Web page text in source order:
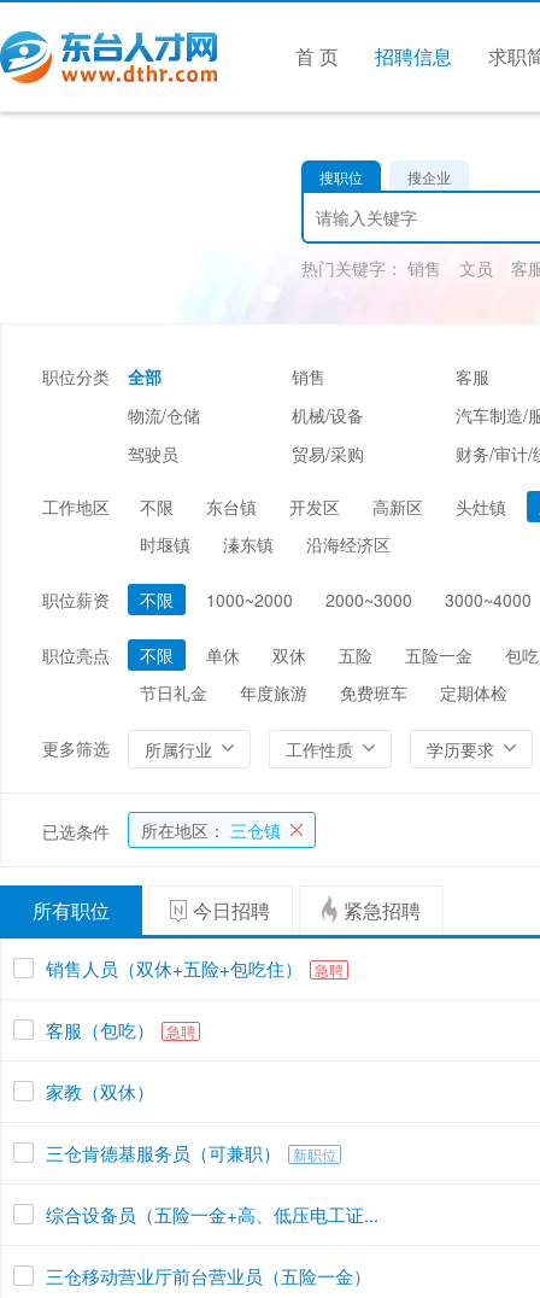
首 页 招聘信息 求职
搜职位 搜企业
热门关键字： 销售 文员 客
职位分类 全部 销售
客服
物流/仓储
机械/设备
汽车制造/
驾驶员
贸易/采购
财务/审计/
娱乐/休闲
市场/媒介/公关
广告/会展/咨询
能源/电力/矿产
环保
工作地区 不限 东台镇 开发区 高新区 头灶镇
时堰镇
溱东镇 沿海经济区
职位薪资 不限 1000~2000 2000~3000 3000~4000
职位亮点 不限 单休 双休 五险 五险一金
包吃
节日礼金
年度旅游 免费班车 定期体检
更多筛选 所属行业 工作性质 学历要求
已选条件 所在地区： 三仓镇
所有职位 今日招聘 紧急招聘
销售人员（双休+五险+包吃住） 急聘
客服（包吃） 急聘
家教（双休）
三仓肯德基服务员（可兼职） 新职位
综合设备员（五险一金+高、低压电工证...
三仓移动营业厅前台营业员（五险一金）